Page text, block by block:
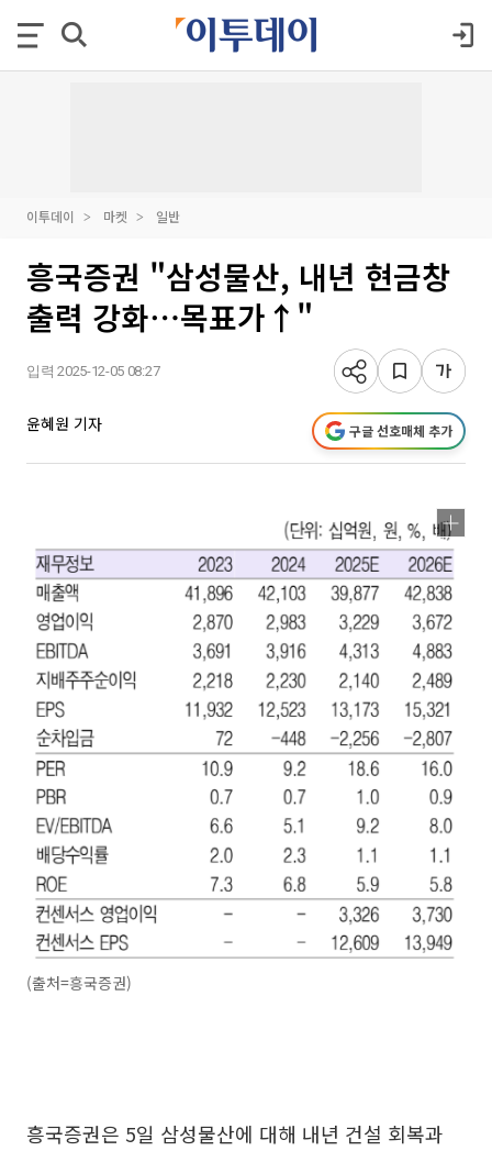
이투데이 마켓 일반
흥국증권 "삼성물산, 내년 현금창
출력 강화⋯목표가↑"
입력 2025-12-05 08:27
윤혜원 기자 구글 선호매체 추가
(출처=흥국증권)
흥국증권은 5일 삼성물산에 대해 내년 건설 회복과